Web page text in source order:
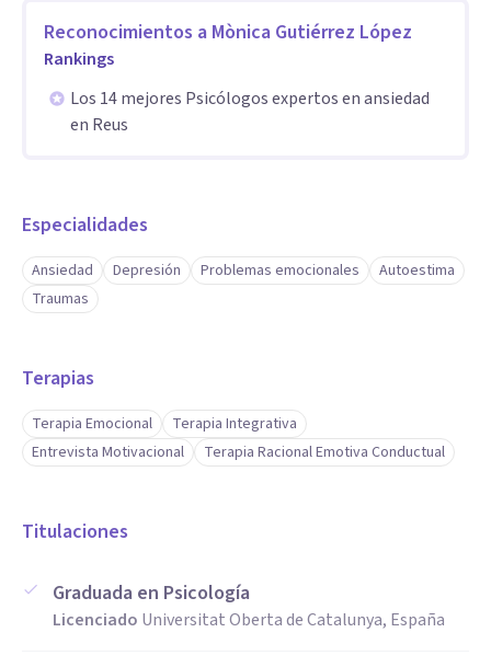
Reconocimientos a Mònica Gutiérrez López
Rankings
Los 14 mejores Psicólogos expertos en ansiedad
en Reus
Especialidades
Ansiedad Depresión Problemas emocionales
Autoestima
Traumas
Terapias
Terapia Emocional
Terapia Integrativa
Entrevista Motivacional
Terapia Racional Emotiva Conductual
Titulaciones
Graduada en Psicología
Licenciado Universitat Oberta de Catalunya, España